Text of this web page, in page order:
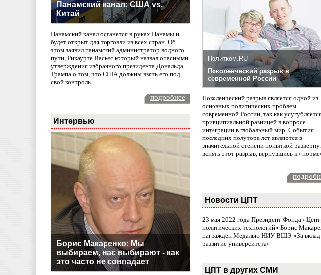
Панамский канал: США vs.
Китай
Панамский канал останется в руках Панамы и
будет открыт для торговли из всех стран. Об
этом заявил панамский администратор водного
пути, Рикаурте Васкес который назвал опасными
утверждения избранного президента Дональда
Трампа о том, что США должны взять его под
свой контроль.
подробнее
Интервью
Борис Макаренко: Мы
выбираем, нас выбирают - как
это часто не совпадает
Политком.RU
Поколенческий разрыв в
современной России
Поколенческий разрыв является одной из
основных политических проблем
современной России, так как усугубляется
принципиальной разницей в вопросе
интеграции в глобальный мир. События
последних полутора лет являются в
значительной степени попыткой
вспять этот разрыв, вернувшись к
Новости ЦПТ
23 мая 2022 года Президент Фонда
политических технологий» Борис
награжден Медалью НИУ ВШЭ «За вклад
развитие университета»
ЦПТ в других СМИ